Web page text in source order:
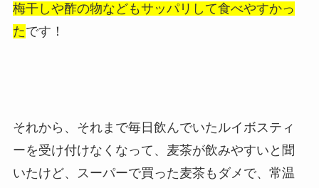
梅干しや酢の物などもサッパリして食べやすかっ
たです！
それから、それまで毎日飲んでいたルイボスティ
ーを受け付けなくなって、麦茶が飲みやすいと聞
いたけど、スーパーで買った麦茶もダメで、常温